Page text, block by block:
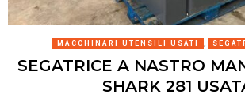
MACCHINARI UTENSILI USATI
SEGATRICE A NASTRO
SHARK 281